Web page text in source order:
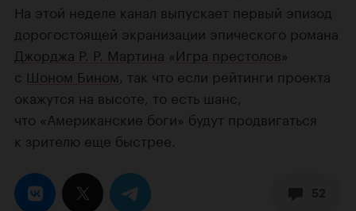
На этой неделе канал выпускает первый эпизод
дорогостоящей экранизации эпического романа
Джорджа Р. Р. Мартина «Игра престолов»
с Шоном Бином , так что если рейтинги проекта
окажутся на высоте, то есть шанс,
что «Американские боги» будут продвигаться
к зрителю еще быстрее.